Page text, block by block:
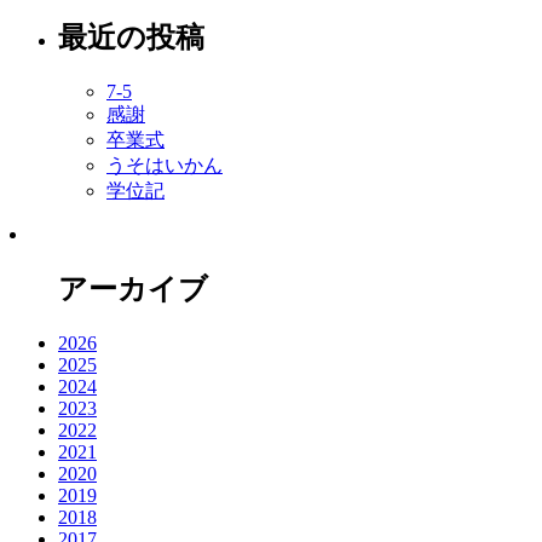
最近の投稿
7-5
感謝
卒業式
うそはいかん
学位記
アーカイブ
2026
2025
2024
2023
2022
2021
2020
2019
2018